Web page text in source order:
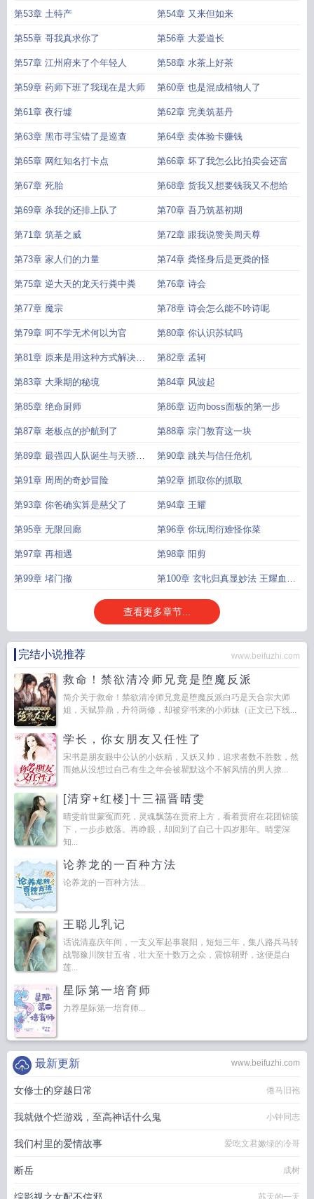
第53章 土特产 第54章 又来但如来
第55章 哥我真求你了 第56章 大爱道长
第57章 江州府来了个年轻人 第58章 水茶上好茶
第59章 药师下班了我现在是大师 第60章 也是混成植物人了
第61章 夜行墟 第62章 完美筑基丹
第63章 黑市寻宝错了是巡查 第64章 卖体验卡赚钱
第65章 网红知名打卡点 第66章 坏了我怎么比拍卖会还富
第67章 死胎 第68章 货我又想要钱我又不想给
第69章 杀我的还排上队了 第70章 吾乃筑基初期
第71章 筑基之威 第72章 跟我说赞美周天尊
第73章 家人们的力量 第74章 粪怪身后是更粪的怪
第75章 逆大天的龙天行粪中粪 第76章 诗会
第77章 魔宗 第78章 诗会怎么能不吟诗呢
第79章 呵不学无术何以为官 第80章 你认识苏轼吗
第81章 原来是用这种方式解决的
吗
第82章 孟轲
第83章 大乘期的秘境 第84章 风波起
第85章 绝命厨师 第86章 迈向boss面板的第一步
第87章 老板点的护航到了 第88章 宗门教育这一块
第89章 最强四人队诞生与天骄们
的到来
第90章 跳关与信任危机
第91章 周周的奇妙冒险 第92章 抓取你的抓取
第93章 你爸确实算是慈父了 第94章 王耀
第95章 无限回廊 第96章 你玩周衍难怪你菜
第97章 再相遇 第98章 阳剪
第99章 堵门撤 第100章 玄牝归真显妙法 王耀血战
破妖丹
查看更多章节...
完结小说推荐 www.beifuzhi.com
救命！禁欲清冷师兄竟是堕魔反派
简介关于救命！禁欲清冷师兄竟是堕魔反派白巧是天合宗大师
姐，天赋异鼎，丹符两修，却被穿书来的小师妹（正文已下线...
学长，你女朋友又任性了
宋书是朋友眼中公认的小妖精，又妖又帅，追求者数不胜数，然
而她从没想过自己有生之年会被瞿默这个不解风情的男人撩...
[清穿+红楼]十三福晋晴雯
晴雯前世蒙冤而死，灵魂飘荡在贾府上方，看着贾府在花团锦簇
下，一步步败落。再睁眼，却回到了自己十四岁那年。晴雯深
知...
论养龙的一百种方法
论养龙的一百种方法...
王聪儿乳记
话说清嘉庆年间，一支义军起事襄阳，短短三年，集八路兵马转
战鄂豫川陕甘五省，壮大至十数万之众，震惊朝野，这便是白
莲...
星际第一培育师
力荐星际第一培育师...
www.beifuzhi.com
最新更新
女修士的穿越日常 倦马旧袍
我就做个烂游戏，至高神话什么鬼 小钟同志
我们村里的爱情故事 爱吃文君嫩绿的冷哥
断岳 成树
苏天的一天